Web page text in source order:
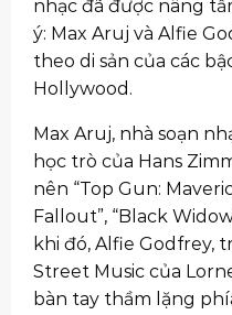
nhạc đã được nâng
ý: Max Aruj và Alfie
theo di sản của các
Hollywood.
Max Aruj, nhà soạn
học trò của Hans
nên “Top Gun:
Fallout”, “Black
khi đó, Alfie Godfrey,
Street Music của
bàn tay thầm lặng